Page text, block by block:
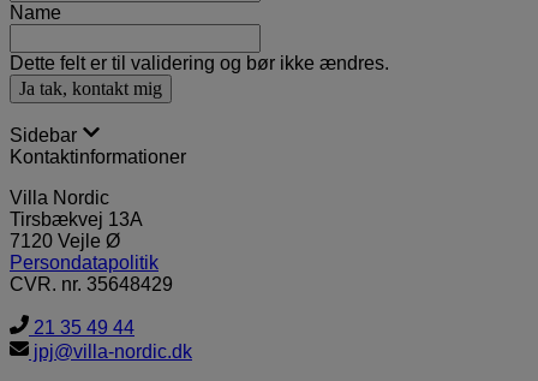
Name
Dette felt er til validering og bør ikke ændres.
Sidebar
Kontaktinformationer
Villa Nordic
Tirsbækvej 13A
7120 Vejle Ø
Persondatapolitik
CVR. nr. 35648429
21 35 49 44
jpj@villa-nordic.dk